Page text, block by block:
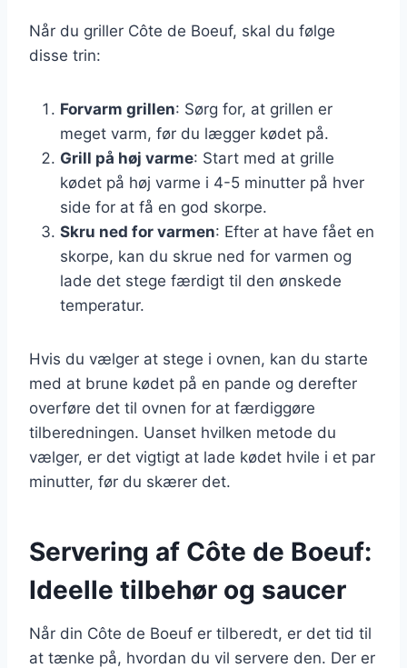
Når du griller Côte de Boeuf, skal du følge
disse trin:
Forvarm grillen: Sørg for, at grillen er
meget varm, før du lægger kødet på.
Grill på høj varme: Start med at grille
kødet på høj varme i 4-5 minutter på hver
side for at få en god skorpe.
Skru ned for varmen: Efter at have fået en
skorpe, kan du skrue ned for varmen og
lade det stege færdigt til den ønskede
temperatur.
Hvis du vælger at stege i ovnen, kan du starte
med at brune kødet på en pande og derefter
overføre det til ovnen for at færdiggøre
tilberedningen. Uanset hvilken metode du
vælger, er det vigtigt at lade kødet hvile i et par
minutter, før du skærer det.
Servering af Côte de Boeuf:
Ideelle tilbehør og saucer
Når din Côte de Boeuf er tilberedt, er det tid til
at tænke på, hvordan du vil servere den. Der er